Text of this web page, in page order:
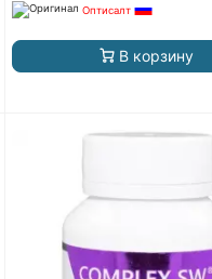
Оптисалт
В корзину